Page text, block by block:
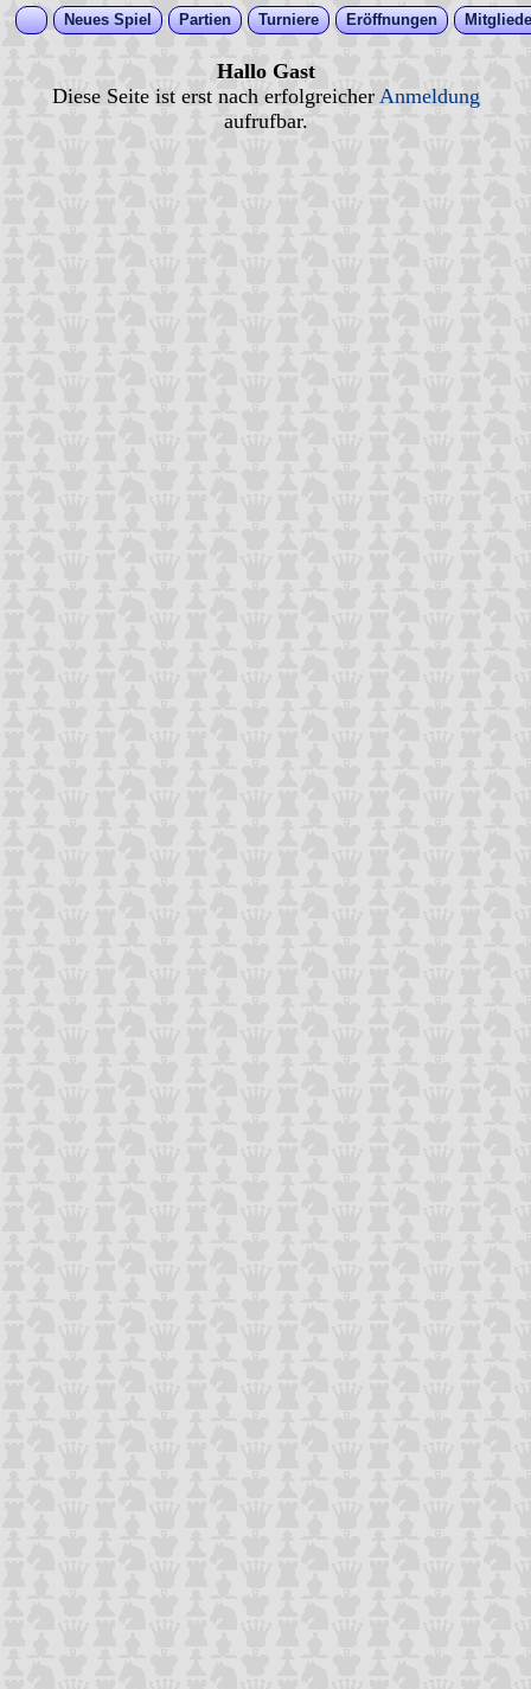
Neues Spiel Partien Turniere Eröffnungen
Hallo Gast
Diese Seite ist erst nach erfolgreicher Anmeldung
aufrufbar.